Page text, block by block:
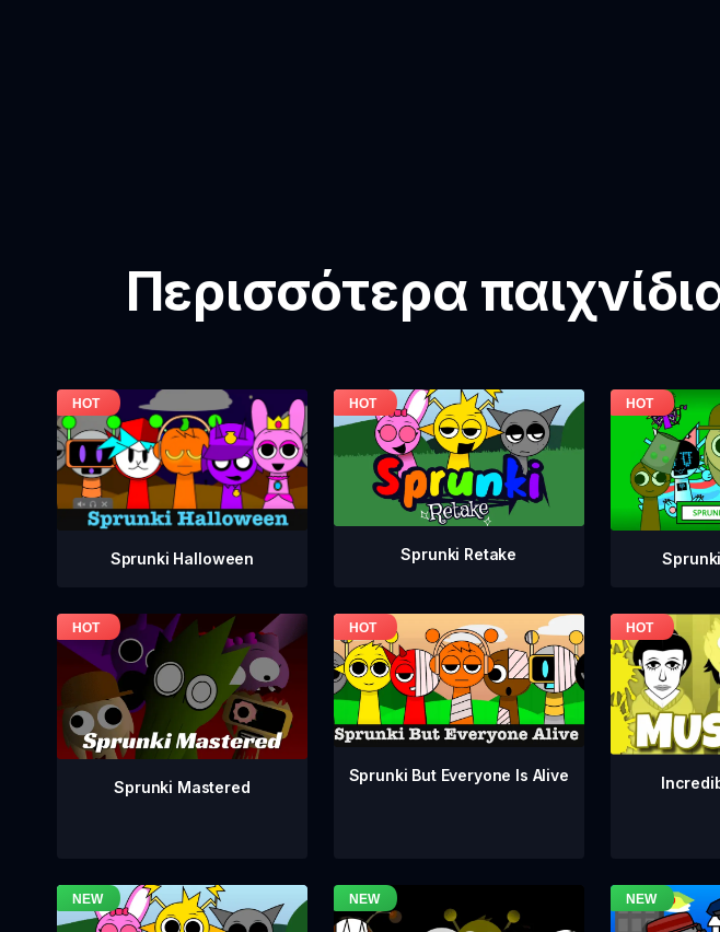
Περισσότερα
Sprunki Halloween Sprunki Retake
Sprunki Mastered
Sprunki But Everyone Is Alive